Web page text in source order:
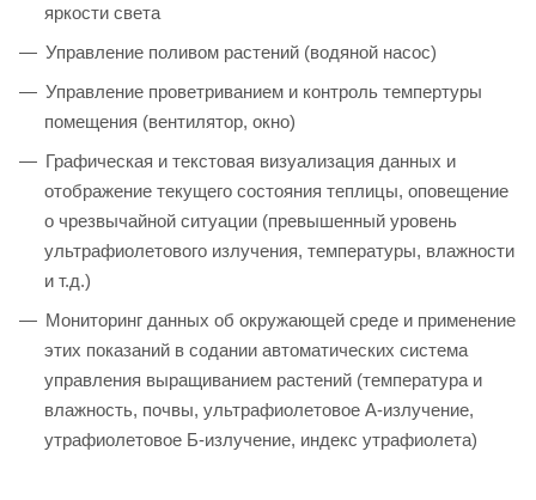
яркости света
Управление поливом растений (водяной насос)
Управление проветриванием и контроль темпертуры
помещения (вентилятор, окно)
Графическая и текстовая визуализация данных и
отображение текущего состояния теплицы, оповещение
о чрезвычайной ситуации (превышенный уровень
ультрафиолетового излучения, температуры, влажности
и т.д.)
Мониторинг данных об окружающей среде и применение
этих показаний в содании автоматических система
управления выращиванием растений (температура и
влажность, почвы, ультрафиолетовое А-излучение,
утрафиолетовое Б-излучение, индекс утрафиолета)